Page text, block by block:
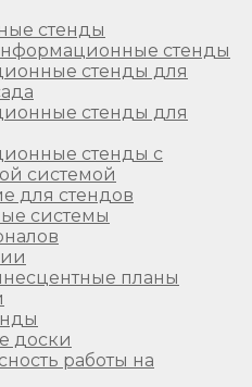
стенды
стенды
стенды для
стенды для
стенды с
системой
для стендов
системы
планы
доски
работы на